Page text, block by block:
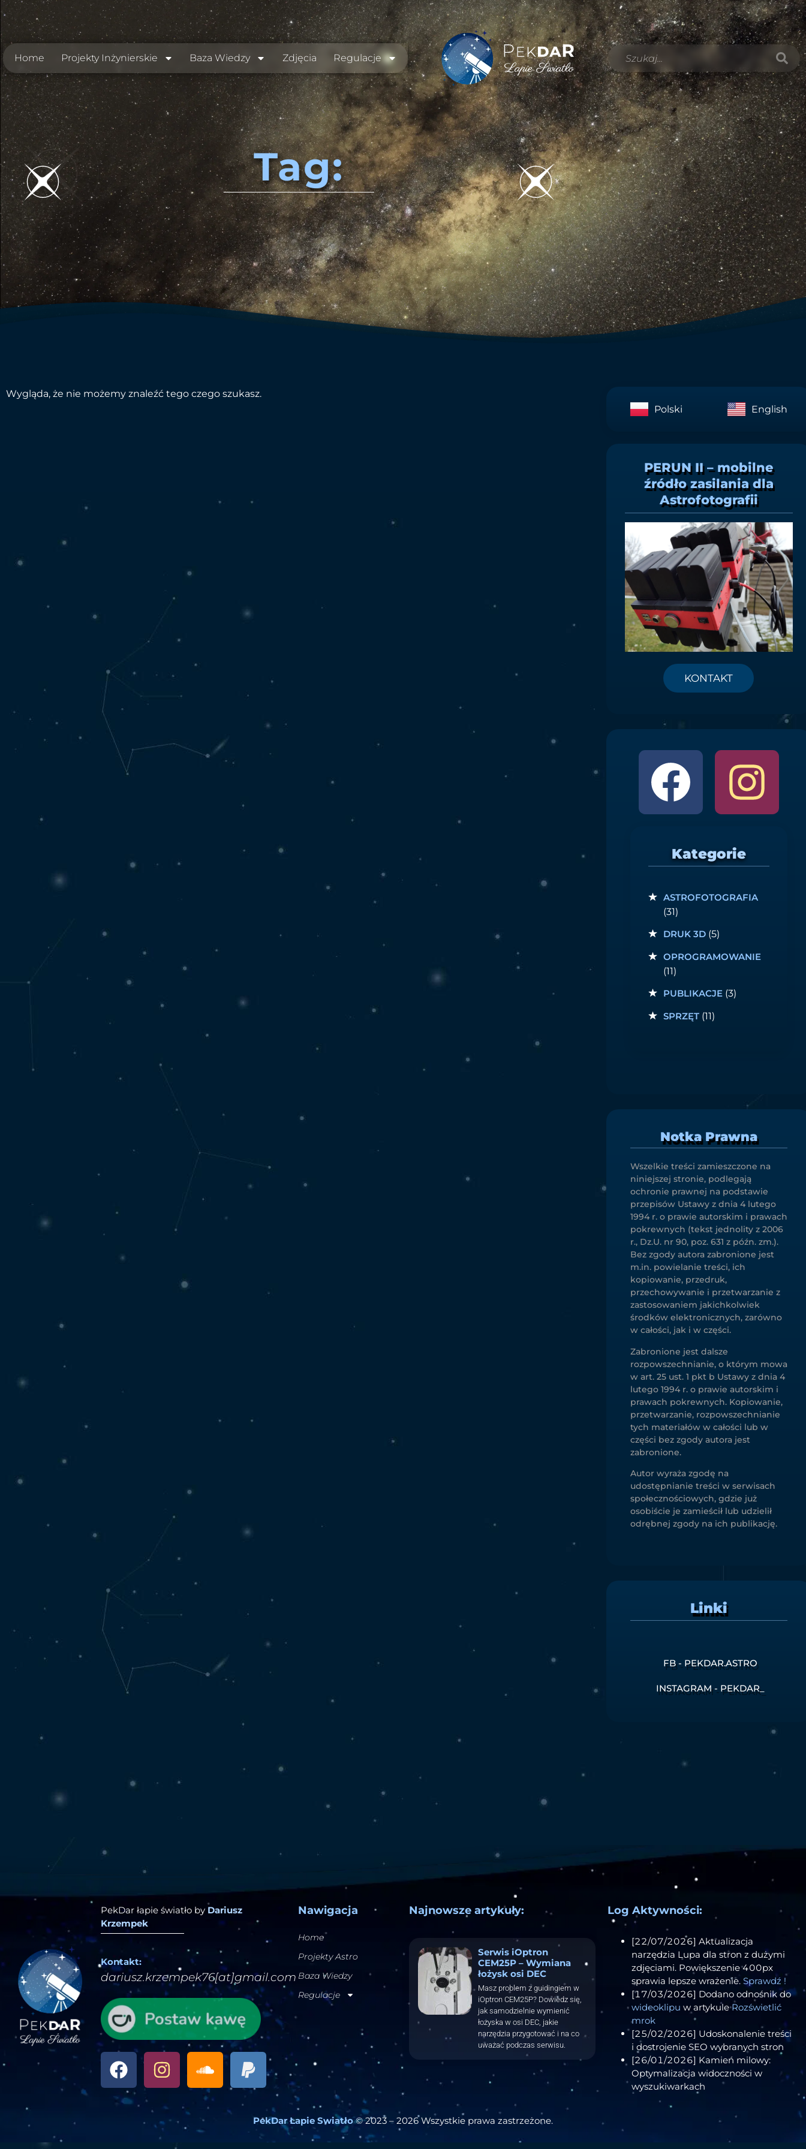
Home Projekty Inżynierskie Baza Wiedzy Zdjęcia Regulacje
Tag:
Wygląda, że nie możemy znaleźć tego czego szukasz.
Polski
English
PERUN II – mobilne
źródło zasilania dla
Astrofotografii
KONTAKT
Kategorie
ASTROFOTOGRAFIA
(31)
DRUK 3D(5)
OPROGRAMOWANIE
(11)
PUBLIKACJE(3)
SPRZĘT(11)
Notka Prawna
Wszelkie treści zamieszczone na
niniejszej stronie, podlegają
ochronie prawnej na podstawie
przepisów Ustawy z dnia 4 lutego
1994 r. o prawie autorskim i prawach
pokrewnych (tekst jednolity z 2006
r., Dz.U. nr 90, poz. 631 z późn. zm.).
Bez zgody autora zabronione jest
m.in. powielanie treści, ich
kopiowanie, przedruk,
przechowywanie i przetwarzanie z
zastosowaniem jakichkolwiek
środków elektronicznych, zarówno
w całości, jak i w części.
Zabronione jest dalsze
rozpowszechnianie, o którym mowa
w art. 25 ust. 1 pkt b Ustawy z dnia 4
lutego 1994 r. o prawie autorskim i
prawach pokrewnych. Kopiowanie,
przetwarzanie, rozpowszechnianie
tych materiałów w całości lub w
części bez zgody autora jest
zabronione.
Autor wyraża zgodę na
udostępnianie treści w serwisach
społecznościowych, gdzie już
osobiście je zamieścił lub udzielił
odrębnej zgody na ich publikację.
Linki
FB - PEKDAR.ASTRO
INSTAGRAM - PEKDAR_
PekDar łapie światło by Dariusz
Krzempek
Kontakt:
dariusz.krzempek76[at]gmail.com
Nawigacja
Home
Projekty Astro
Baza Wiedzy
Regulacje
Najnowsze artykuły:
Serwis iOptron
CEM25P – Wymiana
łożysk osi DEC
Masz problem z guidingiem w
iOptron CEM25P? Dowiedz się,
jak samodzielnie wymienić
łożyska w osi DEC, jakie
narzędzia przygotować i na co
uważać podczas serwisu.
Log Aktywności:
[22/07/2026] Aktualizacja
narzędzia Lupa dla stron z dużymi
zdjęciami. Powiększenie 400px
sprawia lepsze wrażenie. Sprawdź !
[17/03/2026] Dodano odnośnik do
wideoklipu w artykuleRozświetlić
mrok
[25/02/2026] Udoskonalenie treści
i dostrojenie SEO wybranych stron
[26/01/2026] Kamień milowy:
Optymalizacja widoczności w
wyszukiwarkach
PekDar Łapie Swiatło© 2023 – 2026 Wszystkie prawa zastrzeżone.